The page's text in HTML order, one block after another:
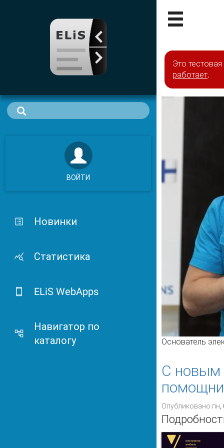
ВОЙТИ
Новинки
Статистика
ELiS WebApps
Навигатор по
каталогу
Это
работает.
Основатель
С новым
Опубликовано пн,